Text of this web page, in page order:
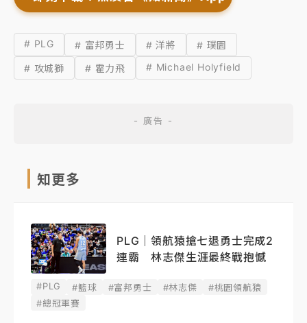
# PLG # 富邦勇士 # 洋將
# 璞園
# 攻城獅
# 霍力飛 # Michael Holyfield
知更多
PLG｜領航猿搶七退勇士完成2
連霸 林志傑生涯最終戰抱憾
#PLG #籃球 #富邦勇士 #林志傑
#桃園領航猿
#總冠軍賽